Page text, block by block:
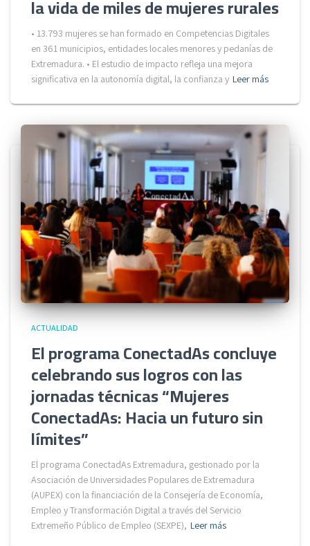
la vida de miles de mujeres rurales
• 13.793 mujeres se han formado en Competencias Digitales
en 361 municipios, entidades locales menores y pedanías de
Extremadura. • El estudio de impacto refleja una mejora
significativa en la autonomía digital, la confianza y Leer más
ACTUALIDAD
El programa ConectadAs concluye
celebrando sus logros con las
jornadas técnicas “Mujeres
ConectadAs: Hacia un futuro sin
límites”
El programa ConectadAs Extremadura, gestionado por la
Asociación de Universidades Populares de Extremadura
(AUPEX) con la financiación de la Consejería de Economía,
Empleo y Transformación Digital a través del Servicio
Extremeño Público de Empleo (SEXPE), Leer más